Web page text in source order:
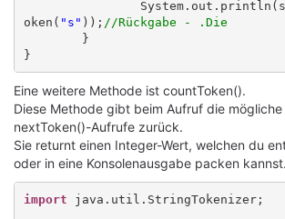
oken( "s" )); //Rückgabe - .Die
Eine weitere Methode ist countToken().
Diese Methode gibt beim Aufruf die
nextToken()-Aufrufe zurück.
Sie returnt einen Integer-Wert, welchen du
oder in eine Konsolenausgabe packen kannst.
import java.util.StringTokenizer;